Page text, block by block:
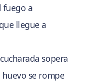
fuego a
llegue a
sopera
se rompe